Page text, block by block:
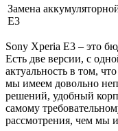
Замена
E3
Sony Xperia E3 – это
Есть две версии, с
актуальность в том,
мы имеем довольно
решений, удобный
самому
рассмотрения, чем мы